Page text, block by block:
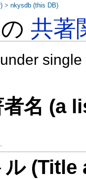
の共著
者名 (a
ル
>nkysdb (this DB)